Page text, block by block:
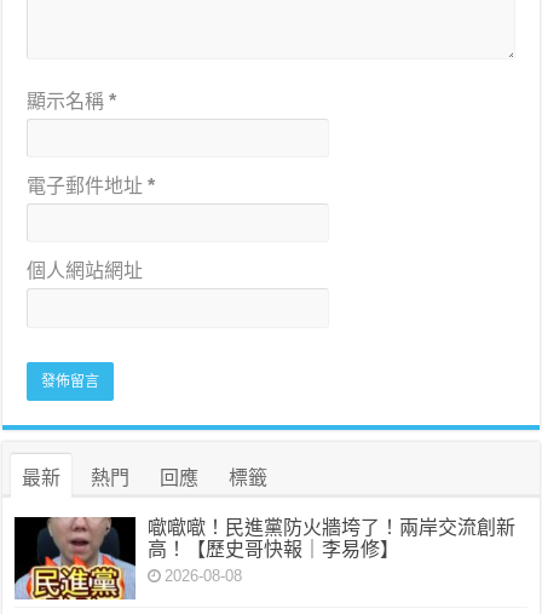
顯示名稱*
電子郵件地址*
個人網站網址
最新 熱門 回應 標籤
噷噷噷！民進黨防火牆垮了！兩岸交流創新
高！【歷史哥快報｜李易修】
2026-08-08